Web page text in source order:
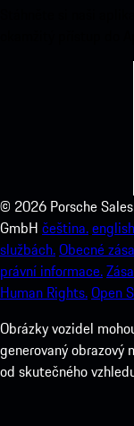
© 2026 Porsche
GmbH čeština.
službách.Obecné
právní informace.
Human Rights.Open
Obrázky vozidel
generovaný obrazový
od skutečného